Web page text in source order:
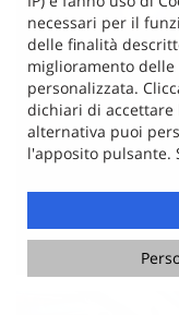
necessari per il
delle finalità
miglioramento
personalizzata.
dichiari di accettare
alternativa puoi
l'apposito pulsante.